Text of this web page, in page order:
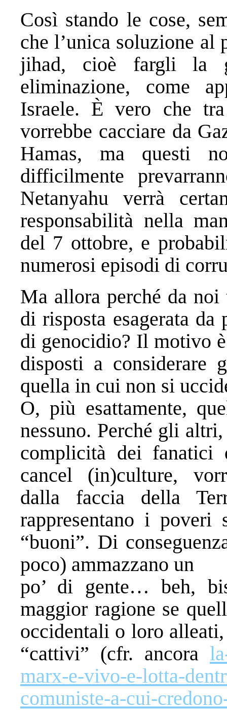
Così stando le cose,
che l’unica soluzione
jihad, cioè fargli la
eliminazione, come
Israele. È vero che
vorrebbe cacciare da
Hamas, ma questi
difficilmente
Netanyahu verrà
responsabilità nella
del 7 ottobre, e
numerosi episodi di
Ma allora perché da
di risposta esagerata da
di genocidio? Il motivo
disposti a considerare
quella in cui non si
O, più esattamente,
nessuno. Perché gli
complicità dei fanatici
cancel (in)culture,
dalla faccia della
rappresentano i poveri
“buoni”. Di
poco) ammazzano un
po’ di gente… beh,
maggior ragione se
occidentali o loro
“cattivi” (cfr. ancora
marx-e-vivo-e-lotta-
comuniste-a-cui-